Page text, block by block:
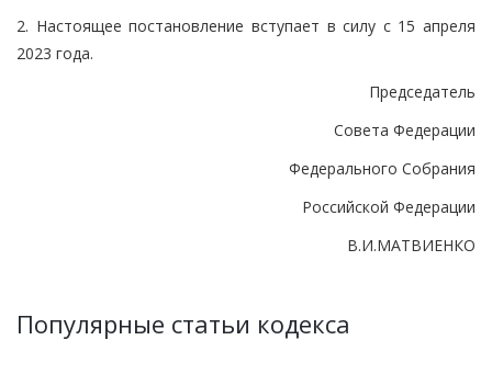
2. Настоящее постановление вступает в силу с 15 апреля
2023 года.
Председатель
Совета Федерации
Федерального Собрания
Российской Федерации
В.И.МАТВИЕНКО
Популярные статьи кодекса